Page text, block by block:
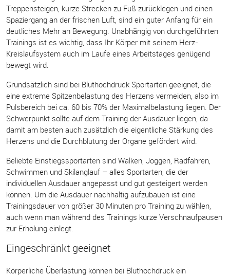
Treppensteigen, kurze Strecken zu Fuß zurücklegen und einen
Spaziergang an der frischen Luft, sind ein guter Anfang für ein
deutliches Mehr an Bewegung. Unabhängig von durchgeführten
Trainings ist es wichtig, dass Ihr Körper mit seinem Herz-
Kreislaufsystem auch im Laufe eines Arbeitstages genügend
bewegt wird.
Grundsätzlich sind bei Bluthochdruck Sportarten geeignet, die
eine extreme Spitzenbelastung des Herzens vermeiden, also im
Pulsbereich bei ca. 60 bis 70% der Maximalbelastung liegen. Der
Schwerpunkt sollte auf dem Training der Ausdauer liegen, da
damit am besten auch zusätzlich die eigentliche Stärkung des
Herzens und die Durchblutung der Organe gefördert wird.
Beliebte Einstiegssportarten sind Walken, Joggen, Radfahren,
Schwimmen und Skilanglauf – alles Sportarten, die der
individuellen Ausdauer angepasst und gut gesteigert werden
können. Um die Ausdauer nachhaltig aufzubauen ist eine
Trainingsdauer von größer 30 Minuten pro Training zu wählen,
auch wenn man während des Trainings kurze Verschnaufpausen
zur Erholung einlegt.
Eingeschränkt geeignet
Körperliche Überlastung können bei Bluthochdruck ein